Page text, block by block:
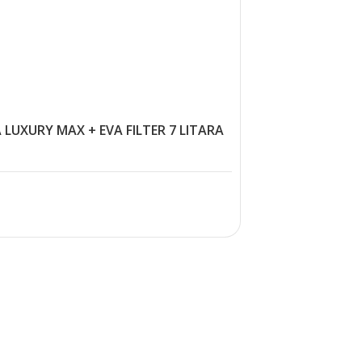
MAX + EVA FILTER 7 LITARA